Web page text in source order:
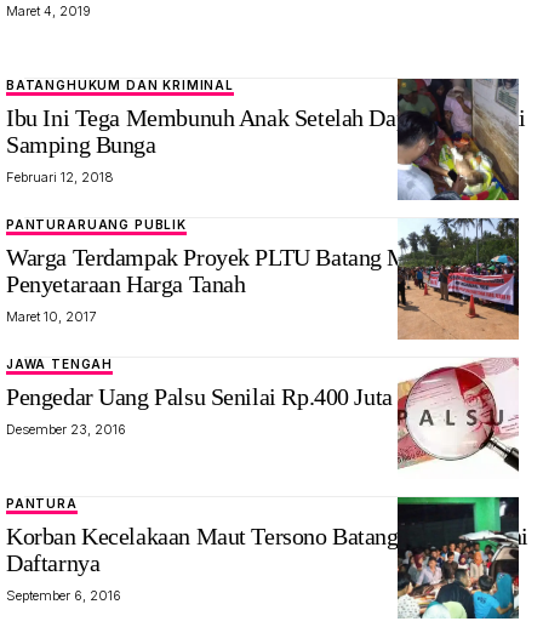
Maret 4, 2019
BATANGHUKUM DAN KRIMINAL
Ibu Ini Tega Membunuh Anak Setelah Dapat Bisikan di
Samping Bunga
Februari 12, 2018
PANTURARUANG PUBLIK
Warga Terdampak Proyek PLTU Batang Minta
Penyetaraan Harga Tanah
Maret 10, 2017
JAWA TENGAH
Pengedar Uang Palsu Senilai Rp.400 Juta Diringkus
Desember 23, 2016
PANTURA
Korban Kecelakaan Maut Tersono Batang 12 Orang, Ini
Daftarnya
September 6, 2016